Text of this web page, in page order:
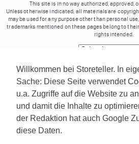
Willkommen bei Storeteller. In
Sache: Diese Seite verwendet
u.a. Zugriffe auf die Website zu
und damit die Inhalte zu
der Redaktion hat auch Google
diese Daten.
This site is in no way authorized, approved,
Unless otherwise indicated, all materials are
may be used for any purpose other than personal
trademarks mentioned on these pages belong to
rights intended.